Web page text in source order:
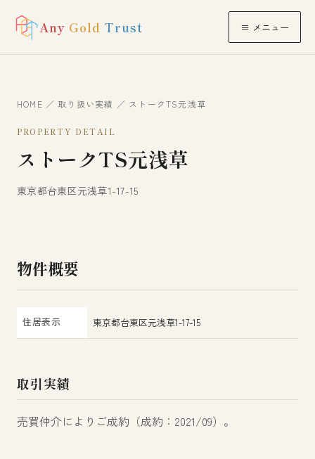
Any Gold Trust ≡ メニュー
HOME ／ 取り扱い実績 ／ ストークTS元浅草
PROPERTY DETAIL
ストークTS元浅草
東京都台東区元浅草1-17-15
物件概要
住居表示 東京都台東区元浅草1-17-15
取引実績
売買仲介によりご成約（成約：2021/09）。